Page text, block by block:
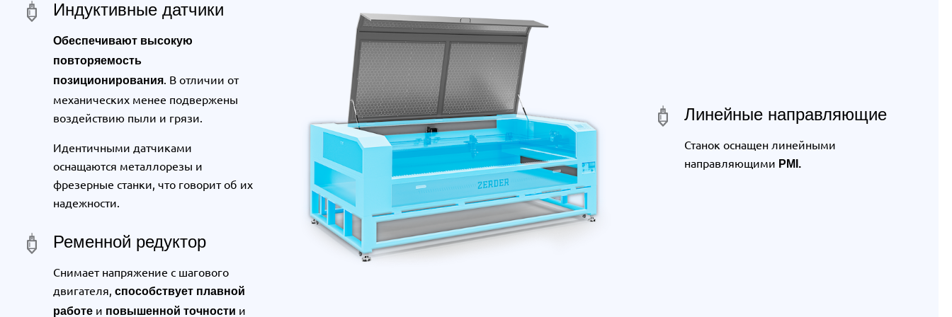
Индуктивные датчики
Обеспечивают высокую
повторяемость
позиционирования . В отличии от
механических менее подвержены
воздействию пыли и грязи.
Идентичными датчиками
оснащаются металлорезы и
фрезерные станки, что говорит об их
надежности.
Ременной редуктор
Снимает напряжение с шагового
двигателя, способствует плавной
работе и повышенной точности и
Линейные направляющие
Станок оснащен линейными
направляющими PMI.